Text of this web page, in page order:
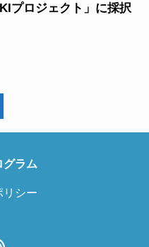
プロジェクト」に採択
グラム
リシー